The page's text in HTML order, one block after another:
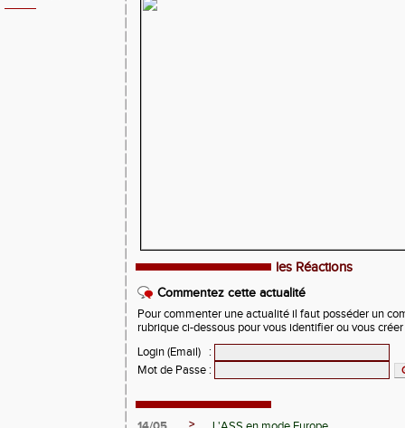
les Réactions
Commentez cette actualité
Pour commenter une actualité il faut posséder un
rubrique ci-dessous pour vous identifier ou vous
Login (Email)
:
Mot de Passe :
>